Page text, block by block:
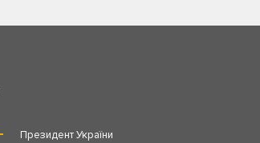
Президент України